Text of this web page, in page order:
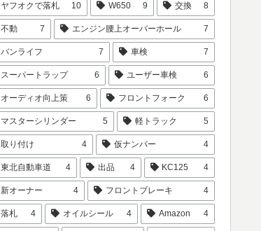
ヤフオクで落札 10 W650 9 交換 8
不動 7 エンジン腰上オーバーホール 7
バンライフ 7 車検 7
スーパートラップ 6 ユーザー車検 6
オーディオ向上策 6 フロントフォーク 6
マスターシリンダー 5 軽トラック 5
取り付け 4 仮ナンバー 4
東北自動車道 4 出品 4 KC125 4
新オーナー 4 フロントブレーキ 4
落札 4 オイルシール 4 Amazon 4